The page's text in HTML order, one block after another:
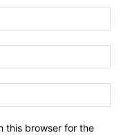
this browser for the